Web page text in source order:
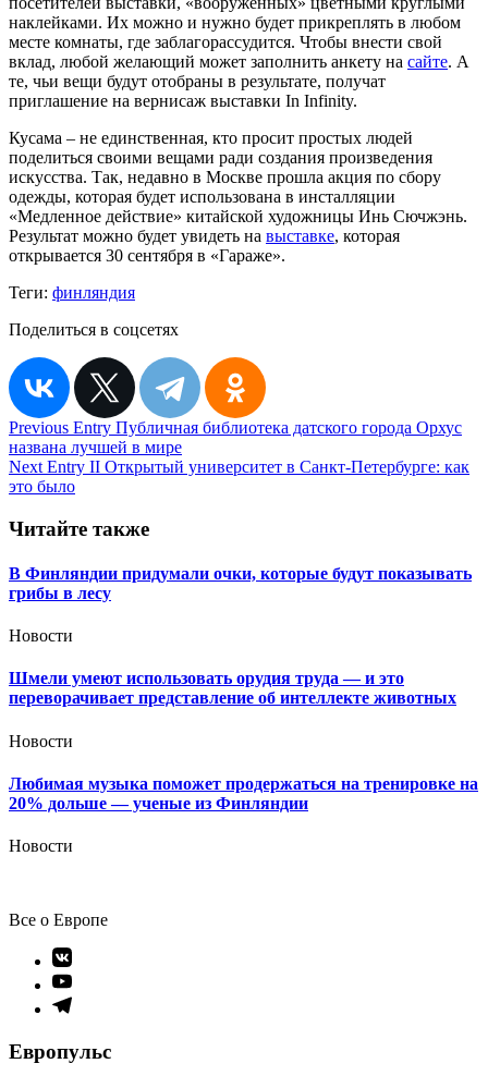
наклейками. Их можно и нужно будет прикреплять в любом
месте комнаты, где заблагорассудится. Чтобы внести свой
вклад, любой желающий может заполнить анкету на сайте. А
те, чьи вещи будут отобраны в результате, получат
приглашение на вернисаж выставки In Infinity.
Кусама – не единственная, кто просит простых людей
поделиться своими вещами ради создания произведения
искусства. Так, недавно в Москве прошла акция по сбору
одежды, которая будет использована в инсталляции
«Медленное действие» китайской художницы Инь Сючжэнь.
Результат можно будет увидеть на выставке, которая
открывается 30 сентября в «Гараже».
Теги: финляндия
Поделиться в соцсетях
Навигация
по
записям
Previous Entry Публичная библиотека датского города Орхус
названа лучшей в мире
Next Entry II Открытый университет в Санкт-Петербурге: как
это было
Читайте также
В Финляндии придумали очки, которые будут показывать
грибы в лесу
Новости
Шмели умеют использовать орудия труда — и это
переворачивает представление об интеллекте животных
Новости
Любимая музыка поможет продержаться на тренировке на
20% дольше — ученые из Финляндии
Новости
Все о Европе
Элемент
меню
Элемент
меню
Элемент
Европульс